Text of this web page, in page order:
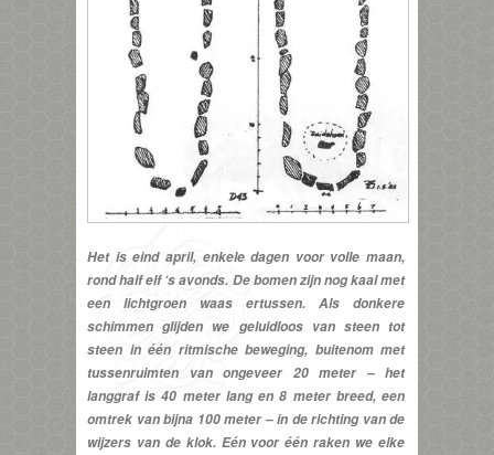
Het is eind april, enkele dagen voor volle maan,
rond half elf ‘s avonds. De bomen zijn nog kaal met
een lichtgroen waas ertussen. Als donkere
schimmen glijden we geluidloos van steen tot
steen in één ritmische beweging, buitenom met
tussenruimten van ongeveer 20 meter – het
langgraf is 40 meter lang en 8 meter breed, een
omtrek van bijna 100 meter – in de richting van de
wijzers van de klok. Eén voor één raken we elke